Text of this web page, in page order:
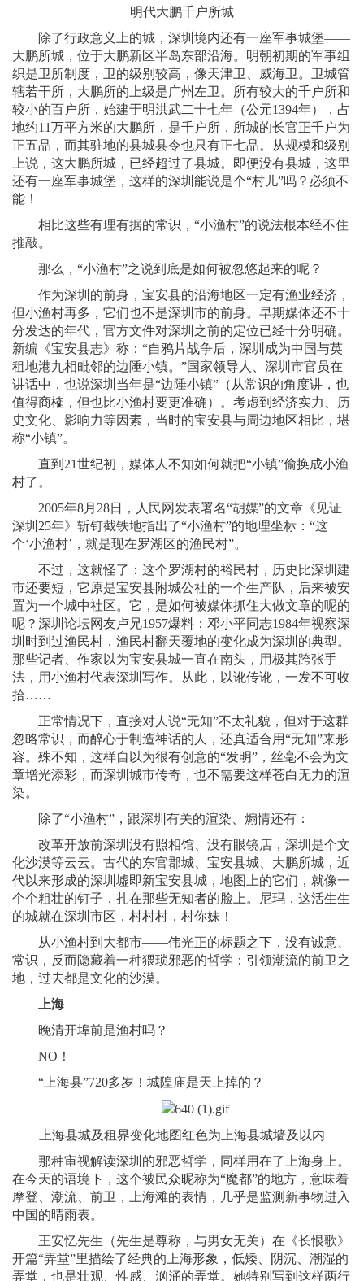
明代大鹏千户所城
除了行政意义上的城，深圳境内还有一座军事城堡——
大鹏所城，位于大鹏新区半岛东部沿海。明朝初期的军事组
织是卫所制度，卫的级别较高，像天津卫、威海卫。卫城管
辖若干所，大鹏所的上级是广州左卫。所有较大的千户所和
较小的百户所，始建于明洪武二十七年（公元1394年），占
地约11万平方米的大鹏所，是千户所，所城的长官正千户为
正五品，而其驻地的县城县令也只有正七品。从规模和级别
上说，这大鹏所城，已经超过了县城。即便没有县城，这里
还有一座军事城堡，这样的深圳能说是个“村儿”吗？必须不
能！
相比这些有理有据的常识，“小渔村”的说法根本经不住
推敲。
那么，“小渔村”之说到底是如何被忽悠起来的呢？
作为深圳的前身，宝安县的沿海地区一定有渔业经济，
但小渔村再多，它们也不是深圳市的前身。早期媒体还不十
分发达的年代，官方文件对深圳之前的定位已经十分明确。
新编《宝安县志》称：“自鸦片战争后，深圳成为中国与英
租地港九相毗邻的边陲小镇。”国家领导人、深圳市官员在
讲话中，也说深圳当年是“边陲小镇”（从常识的角度讲，也
值得商榷，但也比小渔村要更准确）。考虑到经济实力、历
史文化、影响力等因素，当时的宝安县与周边地区相比，堪
称“小镇”。
直到21世纪初，媒体人不知如何就把“小镇”偷换成小渔
村了。
2005年8月28日，人民网发表署名“胡媒”的文章《见证
深圳25年》斩钉截铁地指出了“小渔村”的地理坐标：“这
个‘小渔村’，就是现在罗湖区的渔民村”。
不过，这就怪了：这个罗湖村的裕民村，历史比深圳建
市还要短，它原是宝安县附城公社的一个生产队，后来被安
置为一个城中社区。它，是如何被媒体抓住大做文章的呢的
呢？深圳论坛网友卢兄1957爆料：邓小平同志1984年视察深
圳时到过渔民村，渔民村翻天覆地的变化成为深圳的典型。
那些记者、作家以为宝安县城一直在南头，用极其跨张手
法，用小渔村代表深圳写作。从此，以讹传讹，一发不可收
拾……
正常情况下，直接对人说“无知”不太礼貌，但对于这群
忽略常识，而醉心于制造神话的人，还真适合用“无知”来形
容。殊不知，这样自以为很有创意的“发明”，丝毫不会为文
章增光添彩，而深圳城市传奇，也不需要这样苍白无力的渲
染。
除了“小渔村”，跟深圳有关的渲染、煽情还有：
改革开放前深圳没有照相馆、没有眼镜店，深圳是个文
化沙漠等云云。古代的东官郡城、宝安县城、大鹏所城，近
代以来形成的深圳墟即新宝安县城，地图上的它们，就像一
个个粗壮的钉子，扎在那些无知者的脸上。尼玛，这活生生
的城就在深圳市区，村村村，村你妹！
从小渔村到大都市——伟光正的标题之下，没有诚意、
常识，反而隐藏着一种猥琐邪恶的哲学：引领潮流的前卫之
地，过去都是文化的沙漠。
上海
晚清开埠前是渔村吗？
NO！
“上海县”720多岁！城隍庙是天上掉的？
上海县城及租界变化地图红色为上海县城墙及以内
那种审视解读深圳的邪恶哲学，同样用在了上海身上。
在今天的语境下，这个被民众昵称为“魔都”的地方，意味着
摩登、潮流、前卫，上海滩的表情，几乎是监测新事物进入
中国的晴雨表。
王安忆先生（先生是尊称，与男女无关）在《长恨歌》
开篇“弄堂”里描绘了经典的上海形象，低矮、阴沉、潮湿的
弄堂，也是壮观、性感、汹涌的弄堂。她特别写到这样两行